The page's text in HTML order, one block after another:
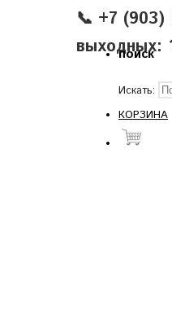
📞 +7
выходных:
поиск
Искать:
КОРЗИНА